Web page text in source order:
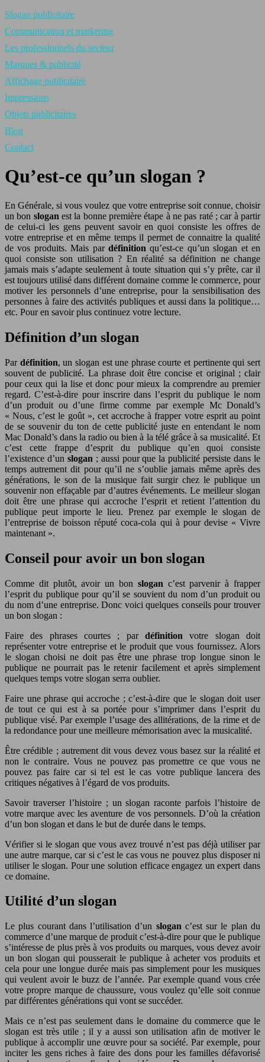
Slogan publicitaire
Communication et marketing
Les professionnels du secteur
Marques & publicité
Affichage publicitaire
Impressions
Objets publicitaires
Blog
Contact
Qu’est-ce qu’un slogan ?
En Générale, si vous voulez que votre entreprise soit connue, choisir
un bon slogan est la bonne première étape à ne pas raté ; car à partir
de celui-ci les gens peuvent savoir en quoi consiste les offres de
votre entreprise et en même temps il permet de connaitre la qualité
de vos produits. Mais par définition qu’est-ce qu’un slogan et en
quoi consiste son utilisation ? En réalité sa définition ne change
jamais mais s’adapte seulement à toute situation qui s’y prête, car il
est toujours utilisé dans différent domaine comme le commerce, pour
motiver les personnels d’une entreprise, pour la sensibilisation des
personnes à faire des activités publiques et aussi dans la politique…
etc. Pour en savoir plus continuez votre lecture.
Définition d’un slogan
Par définition, un slogan est une phrase courte et pertinente qui sert
souvent de publicité. La phrase doit être concise et original ; clair
pour ceux qui la lise et donc pour mieux la comprendre au premier
regard. C’est-à-dire pour inscrire dans l’esprit du publique le nom
d’un produit ou d’une firme comme par exemple Mc Donald’s
« Nous, c’est le goût », cet accroche à frapper votre esprit au point
de se souvenir du ton de cette publicité juste en entendant le nom
Mac Donald’s dans la radio ou bien à la télé grâce à sa musicalité. Et
c’est cette frappe d’esprit du publique qu’en quoi consiste
l’existence d’un slogan ; aussi pour que la publicité persiste dans le
temps autrement dit pour qu’il ne s’oublie jamais même après des
générations, le son de la musique fait surgir chez le publique un
souvenir non effaçable par d’autres événements. Le meilleur slogan
doit être une phrase qui accroche l’esprit et retient l’attention du
publique peut importe le lieu. Prenez par exemple le slogan de
l’entreprise de boisson réputé coca-cola qui à pour devise « Vivre
maintenant ».
Conseil pour avoir un bon slogan
Comme dit plutôt, avoir un bon slogan c’est parvenir à frapper
l’esprit du publique pour qu’il se souvient du nom d’un produit ou
du nom d’une entreprise. Donc voici quelques conseils pour trouver
un bon slogan :
Faire des phrases courtes ; par définitionvotre slogan doit
représenter votre entreprise et le produit que vous fournissez. Alors
le slogan choisi ne doit pas être une phrase trop longue sinon le
publique ne pourrait pas le retenir facilement et après simplement
quelques temps votre slogan serra oublier.
Faire une phrase qui accroche ; c’est-à-dire que le slogan doit user
de tout ce qui est à sa portée pour s’imprimer dans l’esprit du
publique visé. Par exemple l’usage des allitérations, de la rime et de
la redondance pour une meilleure mémorisation avec la musicalité.
Être crédible ; autrement dit vous devez vous basez sur la réalité et
non le contraire. Vous ne pouvez pas promettre ce que vous ne
pouvez pas faire car si tel est le cas votre publique lancera des
critiques négatives à l’égard de vos produits.
Savoir traverser l’histoire ; un slogan raconte parfois l’histoire de
votre marque avec les aventure de vos personnels. D’où la création
d’un bon slogan et dans le but de durée dans le temps.
Vérifier si le slogan que vous avez trouvé n’est pas déjà utiliser par
une autre marque, car si c’est le cas vous ne pouvez plus disposer ni
utiliser le slogan. Pour une solution efficace engagez un expert dans
ce domaine.
Utilité d’un slogan
Le plus courant dans l’utilisation d’un slogan c’est sur le plan du
commerce d’une marque de produit c’est-à-dire pour que le publique
s’intéresse de plus près à vos produits ou marques, vous devez avoir
un bon slogan qui pousserait le publique à acheter vos produits et
cela pour une longue durée mais pas simplement pour les musiques
qui veulent avoir le buzz de l’année. Par exemple quand vous crée
votre propre marque de chaussure, vous voulez qu’elle soit connue
par différentes générations qui vont se succéder.
Mais ce n’est pas seulement dans le domaine du commerce que le
slogan est très utile ; il y a aussi son utilisation afin de motiver le
publique à accomplir une œuvre pour sa société. Par exemple, pour
inciter les gens riches à faire des dons pour les familles défavorisé